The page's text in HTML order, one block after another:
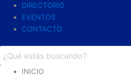
DIRECTORIO
EVENTOS
CONTACTO
INICIO